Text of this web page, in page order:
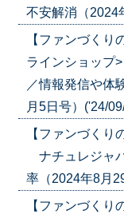
不安解消（2024
【ファンづく
ラインショップ
／情報発信や体
月5日号）('24/
【ファンづく
ナチュレジャ
率（2024年8月
【ファンづく